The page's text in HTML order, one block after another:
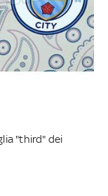
"third" dei